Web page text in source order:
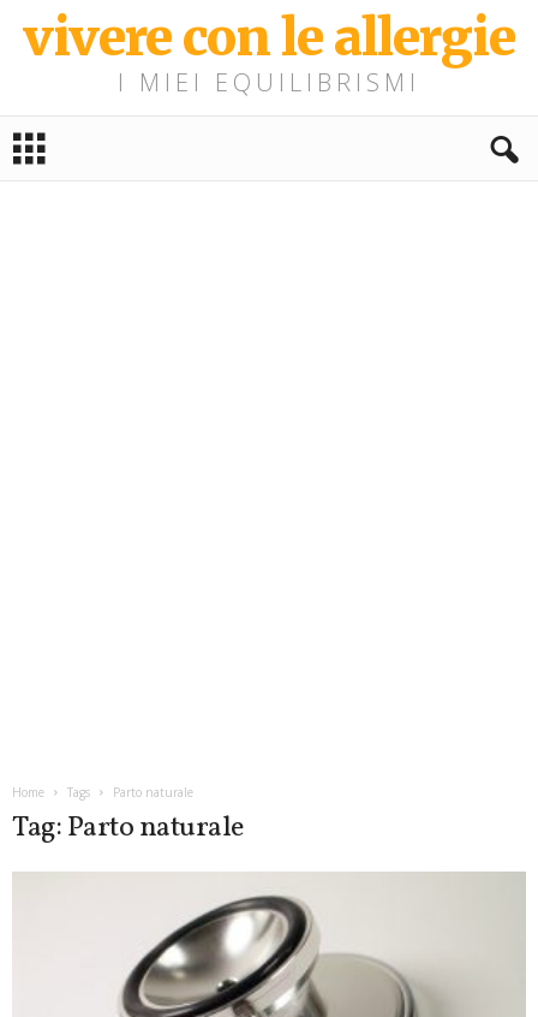
vivere con le allergie
I MIEI EQUILIBRISMI
Home Tags Parto naturale
Tag: Parto naturale